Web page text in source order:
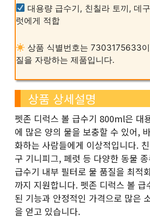
대용량 급수기, 친칠라 토끼, 데
럿에게 적합
상품 식별번호는 7303175633
질을 자랑하는 제품입니다.
상품 상세설명
펫존 디럭스 볼 급수기 800ml은 대
에 많은 양의 물을 보충할 수 있어,
화하는 사람들에게 이상적입니다.
구 기니피그, 페럿 등 다양한 동물
급수기 내부 필터로 물 품질을 최적
까지 지원합니다. 펫존 디럭스 볼 급
된 기능과 안정적인 가격으로 많은
을 얻고 있습니다.